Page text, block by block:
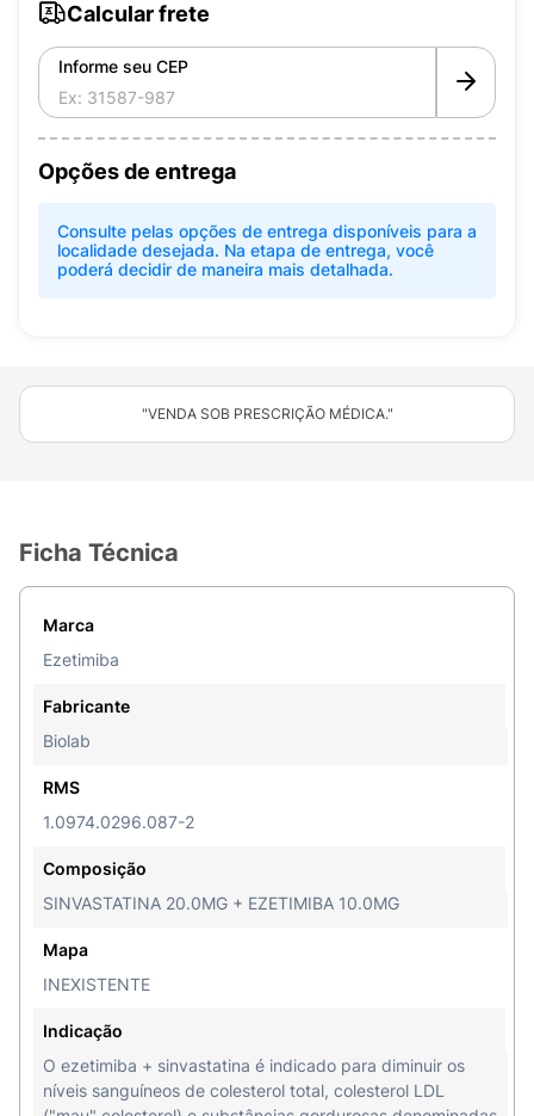
Calcular frete
Informe seu CEP
Opções de entrega
Consulte pelas opções de entrega disponíveis para a
localidade desejada. Na etapa de entrega, você
poderá decidir de maneira mais detalhada.
"VENDA SOB PRESCRIÇÃO MÉDICA."
Ficha Técnica
Marca
Ezetimiba
Fabricante
Biolab
RMS
1.0974.0296.087-2
Composição
SINVASTATINA 20.0MG + EZETIMIBA 10.0MG
Mapa
INEXISTENTE
Indicação
O ezetimiba + sinvastatina é indicado para diminuir os
níveis sanguíneos de colesterol total, colesterol LDL